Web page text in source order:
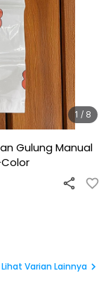
1 / 8
Gulung Manual
Lihat Varian Lainnya